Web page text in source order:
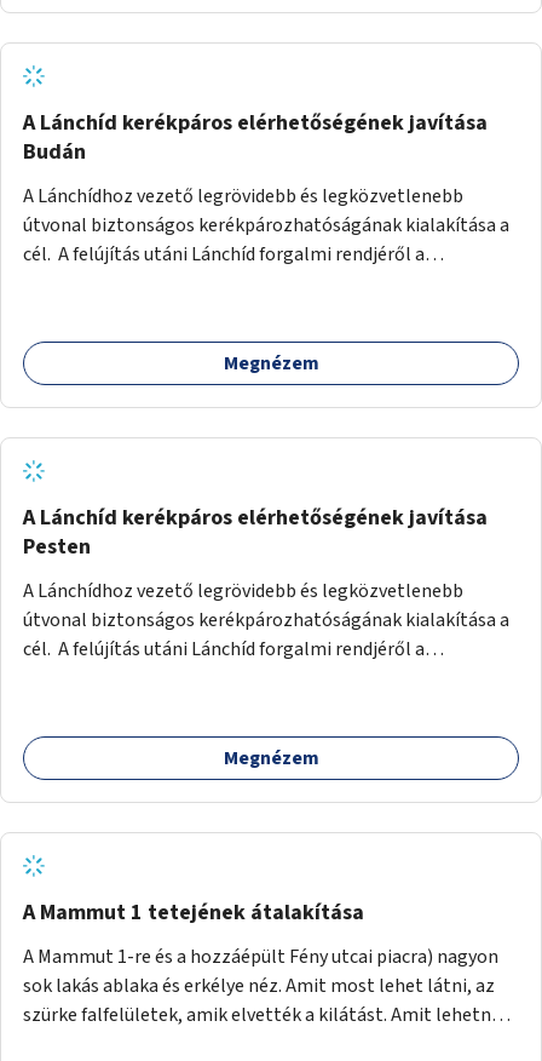
A Lánchíd kerékpáros elérhetőségének javítása
Budán
A Lánchídhoz vezető legrövidebb és legközvetlenebb
útvonal biztonságos kerékpározhatóságának kialakítása a
cél. A felújítás utáni Lánchíd forgalmi rendjéről a
megtörtént az első lépése annak, hogy a belváros
tengelyében is megerősödjön a Buda és Pest közötti
lehetővé kell tenni a kerékpárosbarát kialakítást. Legyen
biztonságosan kerékpározható az Alagút, a Mészáros utca
és a Márvány utca is!
Megnézem
A Lánchíd kerékpáros elérhetőségének javítása
Pesten
A Lánchídhoz vezető legrövidebb és legközvetlenebb
útvonal biztonságos kerékpározhatóságának kialakítása a
cél. A felújítás utáni Lánchíd forgalmi rendjéről a
megtörtént az első lépése annak, hogy a belváros
tengelyében is megerősödjön a Buda és Pest közötti
lehetővé kell tenni a kerékpárosbarát kialakítást. Legyen
biztonságosan kerékpározható a József Attila utca is!
Megnézem
A Mammut 1 tetejének átalakítása
A Mammut 1-re és a hozzáépült Fény utcai piacra) nagyon
sok lakás ablaka és erkélye néz. Amit most lehet látni, az
szürke falfelületek, amik elvették a kilátást. Amit lehetne: